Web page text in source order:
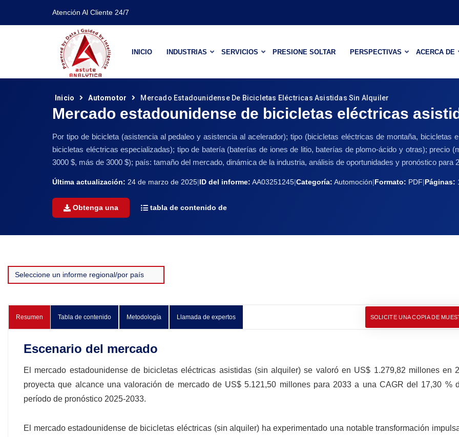
Atención Al Cliente 24/7
INICIO INDUSTRIAS SERVICIOS PRESIONE SOLTAR PERSPECTIVAS ACERCA DE
Inicio Automotor Mercado Estadounidense De Bicicletas Eléctricas Asistidas Sin Alquiler
Mercado estadounidense de bicicletas eléctricas
Por tipo de bicicleta (asistencia al pedaleo y asistencia al acelerador); tipo (bicicletas eléctricas de montaña, bicicletas
bicicletas eléctricas especializadas); tipo de batería (baterías de iones de litio, baterías de plomo-ácido y otras); precio
3000 $, más de 3000 $); país: tamaño del mercado, dinámica de la industria, análisis de oportunidades y pronóstico para
Última actualización: 24 de marzo de 2025|ID del informe: AA03251245|Categoría: Automoción|Formato: PDF|Páginas:
Obtenga una tabla de contenido de
Resumen Tabla de contenido Metodología Llamada de expertos SOLICITE UNA COPIA DE
Escenario del mercado
El mercado estadounidense de bicicletas eléctricas asistidas (sin alquiler) se valoró en US$ 1.279,82 millones en
proyecta que alcance una valoración de mercado de US$ 5.121,50 millones para 2033 a una CAGR del 17,30 %
período de pronóstico 2025-2033.
El mercado estadounidense de bicicletas eléctricas (sin alquiler) ha experimentado una notable transformación